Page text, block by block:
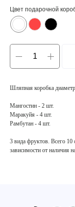
Цвет подарочной
Шляпная коробка
Мангостин - 2 шт.
Маракуйя - 4 шт.
Рамбутан - 4 шт.
3 вида фруктов. Всего
зависимости от наличия